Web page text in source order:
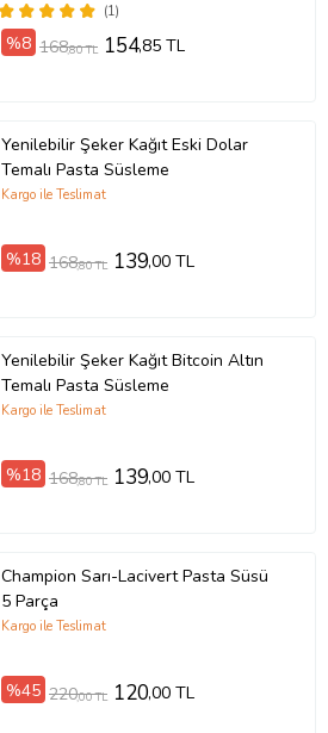
(1)
%8 168,80 TL 154,85 TL
Yenilebilir Şeker Kağıt Eski Dolar
Temalı Pasta Süsleme
Kargo ile Teslimat
%18 168,80 TL 139,00 TL
Yenilebilir Şeker Kağıt Bitcoin Altın
Temalı Pasta Süsleme
Kargo ile Teslimat
%18 168,80 TL 139,00 TL
Champion Sarı-Lacivert Pasta Süsü
5 Parça
Kargo ile Teslimat
%45 220,00 TL 120,00 TL